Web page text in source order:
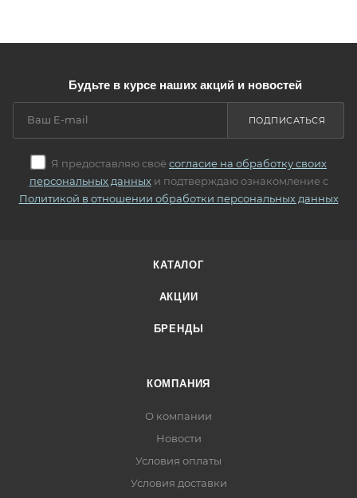
Будьте в курсе наших акций и новостей
Я предоставляю своё согласие на обработку своих
персональных данныхи подтверждаю ознакомление с
Политикой в отношении обработки персональных данных
ПОДПИСАТЬСЯ
КАТАЛОГ
АКЦИИ
БРЕНДЫ
КОМПАНИЯ
О компании
Новости
Условия оплаты
Условия доставки